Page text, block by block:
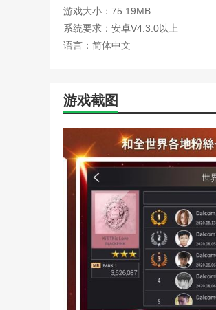
重
韩
孤
韩服
加勒
恋
明日
prey
孤
荒
极度
袍
神
1.游戏中的音乐带给你不一样的感
2.有更多的刺激和挑战来考验玩家
编辑推荐
世界Cytus II:不仅如此，随着游戏
节奏游戏。
Arca:这是一款独特的音乐主题游
游戏大小：75.19MB
系统要求：安卓V4.3.0以上
语言：简体中文
游戏截图